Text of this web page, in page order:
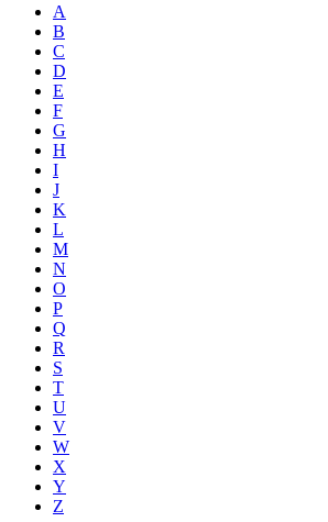
A
B
C
D
E
F
G
H
I
J
K
L
M
N
O
P
Q
R
S
T
U
V
W
X
Y
Z